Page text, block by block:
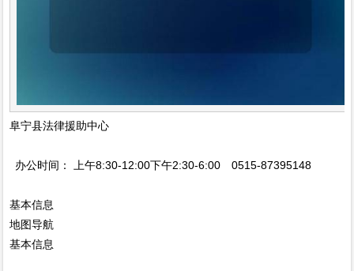
阜宁县法律援助中心
办公时间： 上午8:30-12:00下午2:30-6:00 0515-87395148
基本信息
地图导航
基本信息